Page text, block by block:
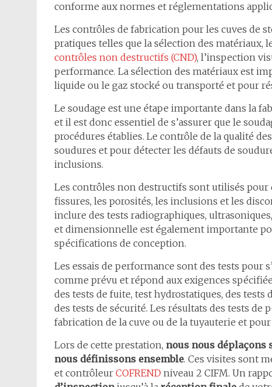
conforme aux normes et réglementations
Les contrôles de fabrication pour les cuves de
pratiques telles que la sélection des matériaux,
contrôles non destructifs (CND), l’inspection
performance. La sélection des matériaux est
liquide ou le gaz stocké ou transporté et pour
Le soudage est une étape importante dans la
et il est donc essentiel de s’assurer que le
procédures établies. Le contrôle de la qualité
soudures et pour détecter les défauts de
inclusions.
Les contrôles non destructifs sont utilisés pour
fissures, les porosités, les inclusions et les
inclure des tests radiographiques,
et dimensionnelle est également importante
spécifications de conception.
Les essais de performance sont des tests pour
comme prévu et répond aux exigences
des tests de fuite, test hydrostatiques, des tests
des tests de sécurité. Les résultats des tests
fabrication de la cuve ou de la tuyauterie et
Lors de cette prestation, nous nous déplaçons
nous définissons ensemble. Ces visites sont
et contrôleur COFREND niveau 2 CIFM. Un